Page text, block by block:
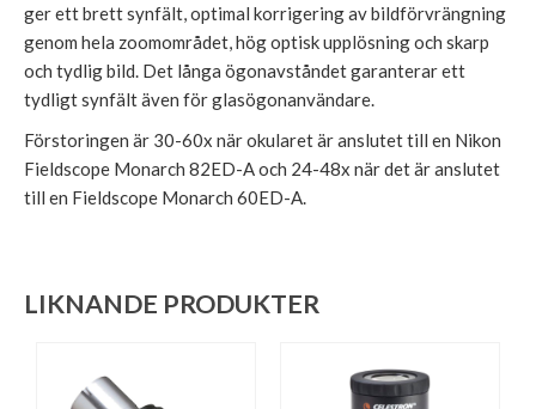
ger ett brett synfält, optimal korrigering av bildförvrängning
genom hela zoomområdet, hög optisk upplösning och skarp
och tydlig bild. Det långa ögonavståndet garanterar ett
tydligt synfält även för glasögonanvändare.
Förstoringen är 30-60x när okularet är anslutet till en Nikon
Fieldscope Monarch 82ED-A och 24-48x när det är anslutet
till en Fieldscope Monarch 60ED-A.
LIKNANDE PRODUKTER